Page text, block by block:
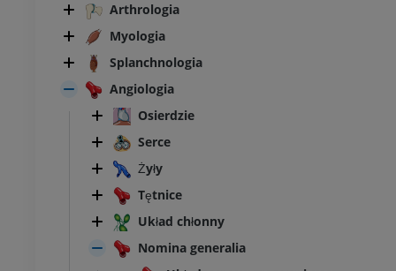
Arthrologia
Myologia
Splanchnologia
Angiologia
Osierdzie
Serce
Żyły
Tętnice
Układ chłonny
Nomina generalia
BYDŁO
Bydło - Ogólna anatomia
ZA DARMO